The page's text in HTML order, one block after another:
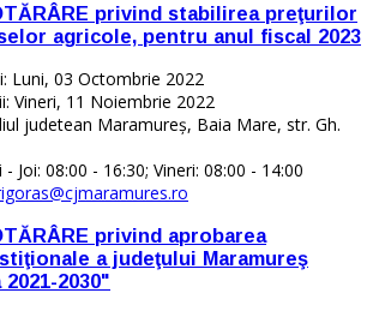
privind stabilirea preţurilor
agricole, pentru anul fiscal 2023
Luni, 03 Octombrie 2022
Vineri, 11 Noiembrie 2022
judetean Maramureş, Baia Mare, str. Gh.
- Joi: 08:00 - 16:30; Vineri: 08:00 - 14:00
privind aprobarea
a judeţului Maramureş
2030"